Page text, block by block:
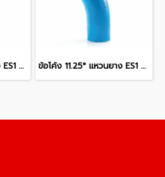
ข้อโค้ง 11.25° แหวนยาง ES1 SCG ขนาด 300 มม. (12 นิ้ว ) ชั้น 13.5 ข้อโค้ง 11.25° แหวนยาง ES1 SCG ขนาด 400 มม. (16 นิ้ว ) ชั้น 13.5